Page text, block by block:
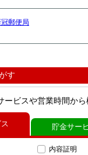
郵便局
す
ービスや営業時間から
内容証明
貯金サー